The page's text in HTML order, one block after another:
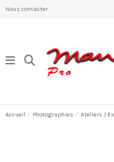
Nous contacter
Accueil Photographies Ateliers /